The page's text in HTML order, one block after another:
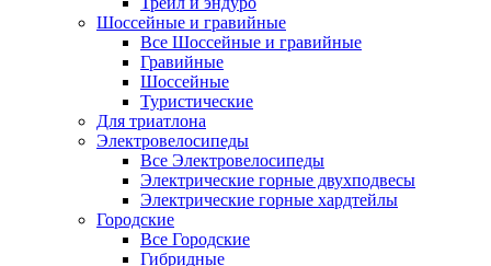
Шоссейные и гравийные
Все Шоссейные и гравийные
Гравийные
Шоссейные
Туристические
Для триатлона
Электровелосипеды
Все Электровелосипеды
Электрические горные двухподвесы
Электрические горные хардтейлы
Городские
Все Городские
Гибридные